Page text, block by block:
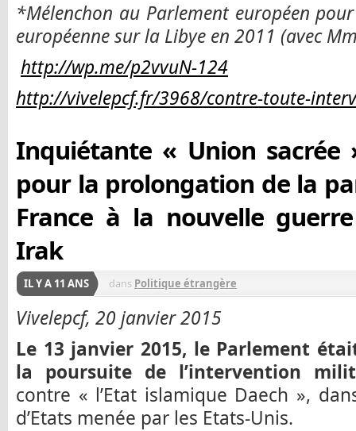
*Mélenchon au Parlement européen
européenne sur la Libye en 2011 (avec
http://wp.me/p2vvuN-124
http://vivelepcf.fr/3968/contre-toute-
Inquiétante « Union sacrée
pour la prolongation de la
France à la nouvelle
Irak
IL Y A 11 ANS dans Politique étrangère
Vivelepcf, 20 janvier 2015
Le 13 janvier 2015, le Parlement
la poursuite de l’intervention
contre « l’Etat islamique Daech »,
d’Etats menée par les Etats-Unis.